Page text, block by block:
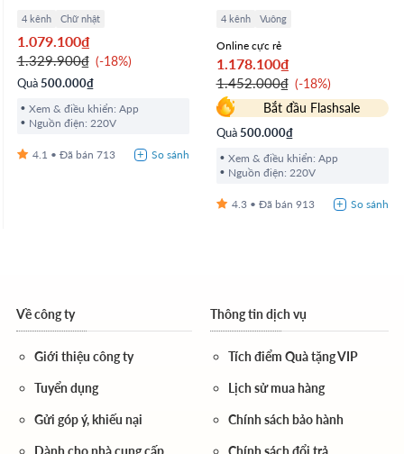
4 kênh Chữ nhật
1.079.100₫
1.329.900₫ -18%
Quà 500.000₫
Xem & điều khiển: App
Nguồn điện: 220V
4.1 713
4 kênh Vuông
Online cực rẻ
1.178.100₫
1.452.000₫
-18%
Bắt đầu Flashsale
Quà 500.000₫
Xem & điều khiển: App
Nguồn điện: 220V
4.3 913
Về công ty
Giới thiệu công ty
Tuyển dụng
Gửi góp ý, khiếu nại
Dành cho nhà cung cấp
Thông tin dịch vụ
Tích điểm Quà tặng VIP
Lịch sử mua hàng
Chính sách bảo hành
Chính sách đổi trả